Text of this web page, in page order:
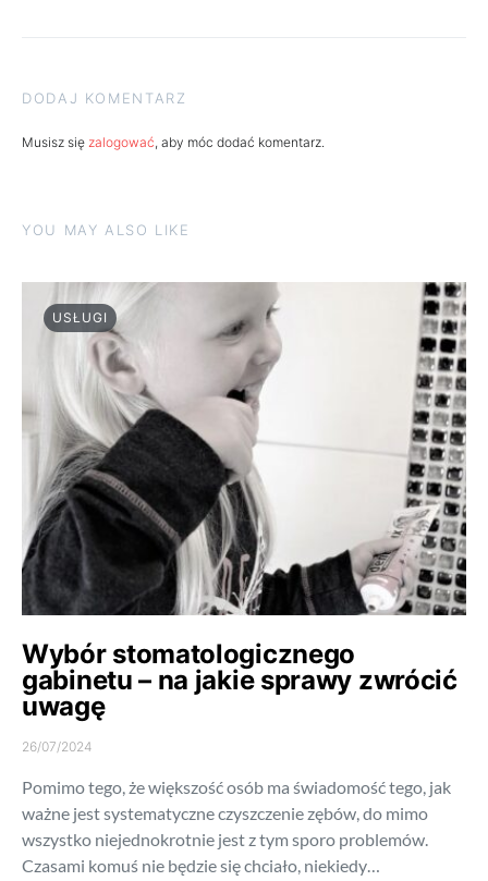
DODAJ KOMENTARZ
Musisz się zalogować, aby móc dodać komentarz.
YOU MAY ALSO LIKE
USŁUGI
Wybór stomatologicznego
gabinetu – na jakie sprawy zwrócić
uwagę
26/07/2024
Pomimo tego, że większość osób ma świadomość tego, jak
ważne jest systematyczne czyszczenie zębów, do mimo
wszystko niejednokrotnie jest z tym sporo problemów.
Czasami komuś nie będzie się chciało, niekiedy…